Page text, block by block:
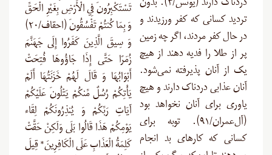
دردناک دارند (یونس/۴). بدون
تردید کسانی که کفر ورزیدند و
در حال کفر مردند، اگر چه زمین
پر از طلا را فدیه دهند از هیچ
یک از آنان پذیرفته نمی‌شود.
آنان عذابی دردناک دارند و هیچ
یاوری برای آنان نخواهد بود
(آل‌عمران/۹۱). توبه برای
کسانی که کارهای بد انجام
تَسْتَكْبِرُونَ فِي الْأَرْضِ بِغَيْرِ الْحَقِّ
وَ بِمَا كُنتُمْ تَفْسُقُونَ (احقاف/۲۰)
وَ سِيقَ الَّذِينَ كَفَرُوا إِلَى جَهَنَّمَ
زُمَرًا حَتَّى إِذَا جَاؤُوهَا فُتِحَتْ
أَبْوَابُهَا وَ قَالَ لَهُمْ خَزَنَتُهَا أَلَمْ
يَأْتِكُمْ رُسُلٌ مِّنكُمْ يَتْلُونَ عَلَيْكُمْ
آيَاتِ رَبِّكُمْ وَ يُنذِرُونَكُمْ لِقَاء
يَوْمِكُمْ هَذَا قَالُوا بَلَى وَلَكِنْ حَقَّتْ
كَلِمَةُ الْعَذَابِ عَلَى الْكَافِرِينَ* قِيلَ